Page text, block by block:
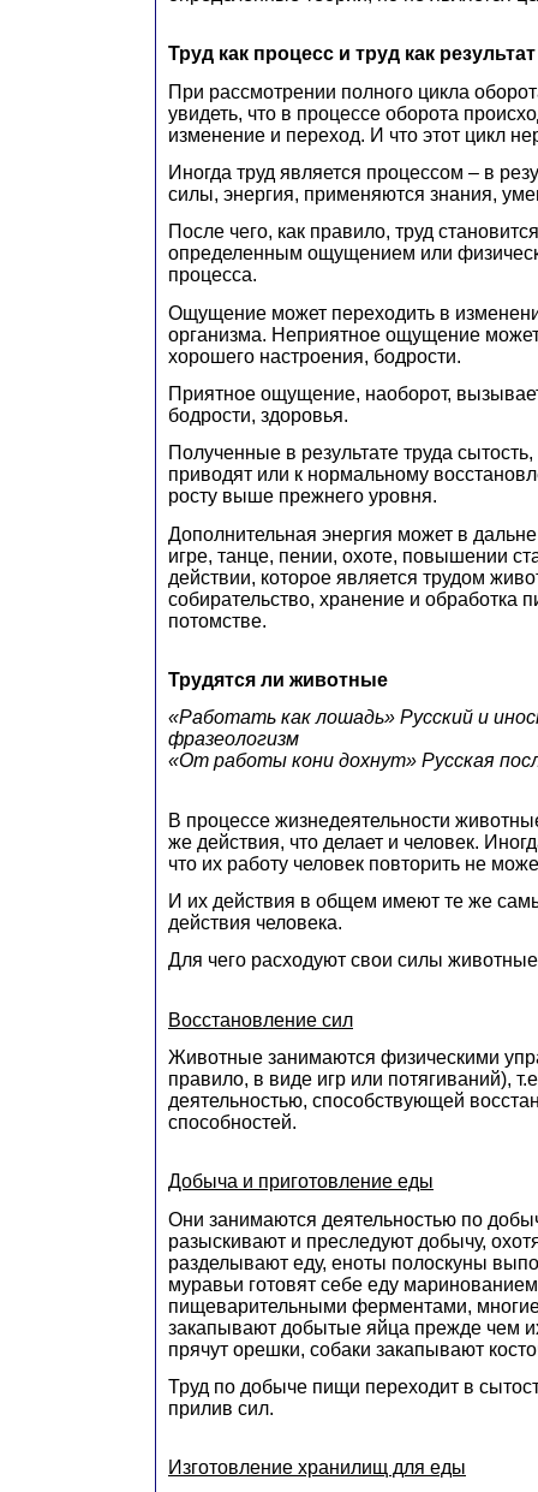
Труд как процесс и труд как
При рассмотрении полного цикла
увидеть, что в процессе оборота
изменение и переход. И что этот цикл
Иногда труд является процессом – в
силы, энергия, применяются знания,
После чего, как правило, труд
определенным ощущением или
процесса.
Ощущение может переходить в
организма. Неприятное ощущение
хорошего настроения, бодрости.
Приятное ощущение, наоборот,
бодрости, здоровья.
Полученные в результате труда
приводят или к нормальному
росту выше прежнего уровня.
Дополнительная энергия может в
игре, танце, пении, охоте, повышении
действии, которое является трудом
собирательство, хранение и обработка
потомстве.
Трудятся ли животные
«Работать как лошадь» Русский и
фразеологизм
«От работы кони дохнут» Русская
В процессе жизнедеятельности
же действия, что делает и человек.
что их работу человек повторить не
И их действия в общем имеют те же
действия человека.
Для чего расходуют свои силы
Восстановление сил
Животные занимаются физическими
правило, в виде игр или потягиваний),
деятельностью, способствующей
способностей.
Добыча и приготовление еды
Они занимаются деятельностью по
разыскивают и преследуют добычу,
разделывают еду, еноты полоскуны
муравьи готовят себе еду
пищеварительными ферментами,
закапывают добытые яйца прежде чем
прячут орешки, собаки закапывают
Труд по добыче пищи переходит в
прилив сил.
Изготовление хранилищ для еды